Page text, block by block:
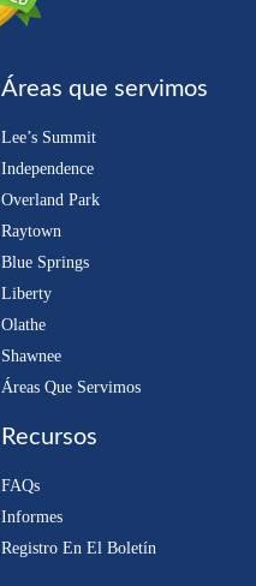
Áreas que servimos
Lee’s Summit
Independence
Overland Park
Raytown
Blue Springs
Liberty
Olathe
Shawnee
Áreas Que Servimos
Recursos
FAQs
Informes
Registro En El Boletín